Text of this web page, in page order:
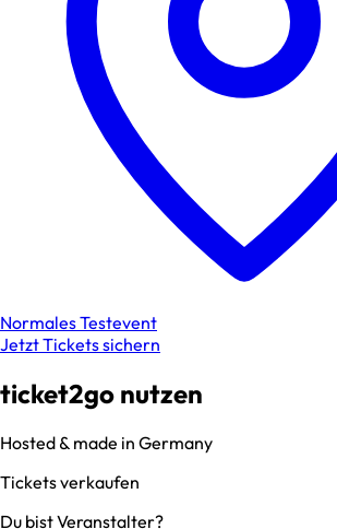
Normales Testevent
Jetzt Tickets sichern
ticket2go nutzen
Hosted & made in Germany
Tickets verkaufen
Du bist Veranstalter?